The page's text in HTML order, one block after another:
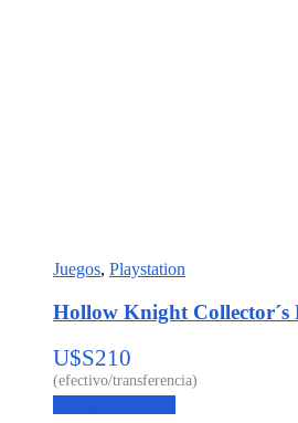
Juegos, Playstation
Hollow Knight
U$S210